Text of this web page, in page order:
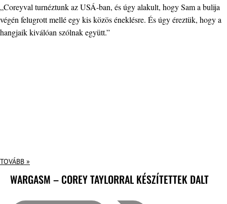
„Coreyval turnéztunk az USÁ-ban, és úgy alakult, hogy Sam a bulija
végén felugrott mellé egy kis közös éneklésre. És úgy éreztük, hogy a
hangjaik kiválóan szólnak együtt.”
TOVÁBB »
WARGASM – COREY TAYLORRAL KÉSZÍTETTEK DALT